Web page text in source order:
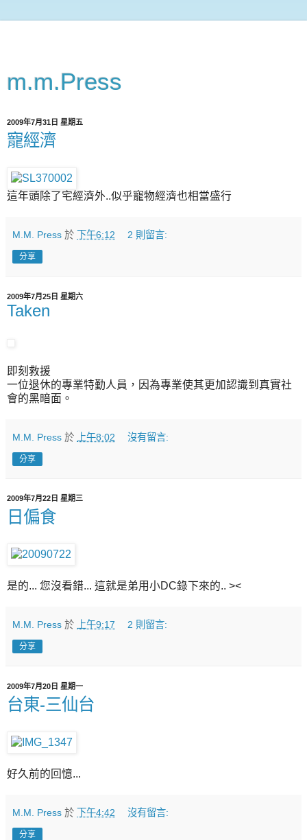
m.m.Press
2009年7月31日 星期五
寵經濟
這年頭除了宅經濟外..似乎寵物經濟也相當盛行
M.M. Press 於 下午6:12 2 則留言:
分享
2009年7月25日 星期六
Taken
即刻救援
一位退休的專業特勤人員，因為專業使其更加認識到真實社
會的黑暗面。
M.M. Press 於 上午8:02 沒有留言:
分享
2009年7月22日 星期三
日偏食
是的... 您沒看錯... 這就是弟用小DC錄下來的.. ><
M.M. Press 於 上午9:17 2 則留言:
分享
2009年7月20日 星期一
台東-三仙台
好久前的回憶...
M.M. Press 於 下午4:42 沒有留言:
分享